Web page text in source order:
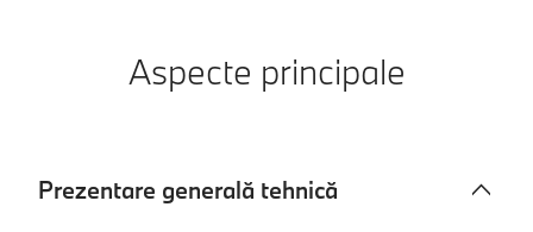
Aspecte principale
Prezentare generală tehnică